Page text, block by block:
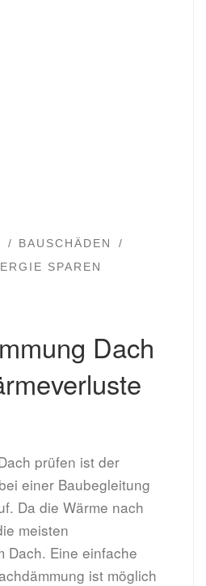
BAUSCHÄDEN
SPAREN
Dach
prüfen ist der
einer Baubegleitung
Da die Wärme nach
meisten
Dach. Eine einfache
ist möglich